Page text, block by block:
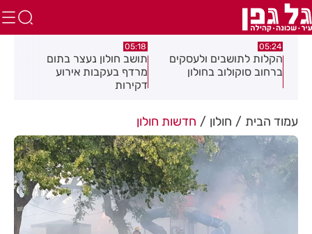
05:24
הקלות לתושבים ולעסקים
ברחוב סוקולוב בחולון
05:18
תושב חולון נעצר בתום
מרדף בעקבות אירוע
דקירות
עמוד הבית חולון חדשות חולון